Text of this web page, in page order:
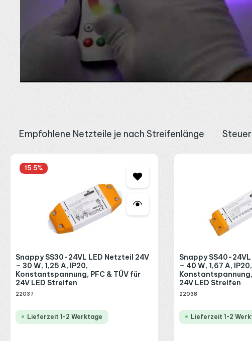
Steuerung über einen 4-Kanal RGBW
Der Streifen wird mit 24V DC betrieben und benötigt einen RGBW-
Anschlusssystem. Über PWM lässt er sich dimmen und in Farbe sowie
sollte in der Regel alle 7 bis 8 Meter neu eingespeist werden, damit
Überblick über alle Controller gibt die Kategorie
Kabel und Verbinder. Das passende24V LED Netzteilwählst du nach
Empfohlene Netzteile je nach Streifenlänge
15.5%
Snappy SS30-24VL LED Netzteil 24V
– 30 W, 1,25 A, IP20,
Konstantspannung, PFC & TÜV für
24V LED Streifen
22037
Lieferzeit 1-2 Werktage
Snappy SS40-
– 40 W, 1,67 A, IP20,
Konstantspannung,
24V LED Streifen
22038
Lieferzeit 1-2